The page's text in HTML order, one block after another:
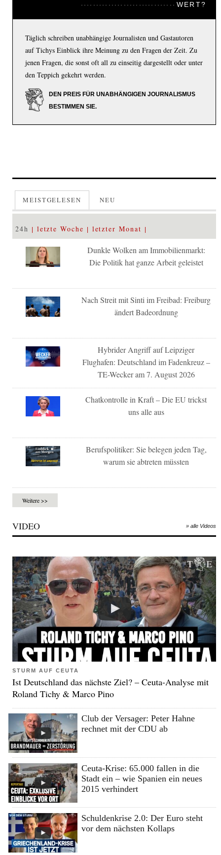
WERT?
Täglich schreiben unabhängige Journalisten und Gastautoren
auf Tichys Einblick ihre Meinung zu den Fragen der Zeit. Zu
jenen Fragen, die sonst oft all zu einseitig dargestellt oder unter
den Teppich gekehrt werden.
DEN PREIS FÜR UNABHÄNGIGEN JOURNALISMUS
BESTIMMEN SIE.
MEISTGELESEN NEU
24h letzte Woche letzter Monat
Dunkle Wolken am Immobilienmarkt:
Die Politik hat ganze Arbeit geleistet
Nach Streit mit Sinti im Freibad: Freiburg
ändert Badeordnung
Hybrider Angriff auf Leipziger
Flughafen: Deutschland im Fadenkreuz –
TE-Wecker am 7. August 2026
Chatkontrolle in Kraft – Die EU trickst
uns alle aus
Berufspolitiker: Sie belegen jeden Tag,
warum sie abtreten müssten
Weitere >>
VIDEO » alle Videos
STURM AUF CEUTA
Ist Deutschland das nächste Ziel? – Ceuta-Analyse mit
Roland Tichy & Marco Pino
Club der Versager: Peter Hahne
rechnet mit der CDU ab
Ceuta-Krise: 65.000 fallen in die
Stadt ein – wie Spanien ein neues
2015 verhindert
Schuldenkrise 2.0: Der Euro steht
vor dem nächsten Kollaps